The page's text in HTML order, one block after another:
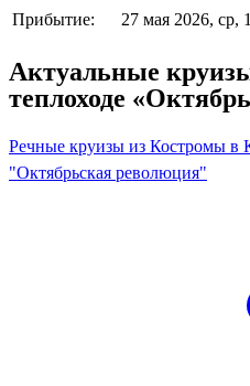
Прибытие:
27 мая 2026, ср,
Актуальные
теплоходе
Речные круизы из Костромы в
"Октябрьская революция"